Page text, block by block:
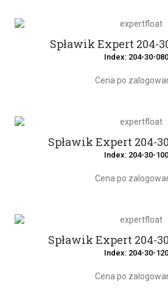
Spławik Expert 204-
Index: 204-30-080
Cena po
Spławik Expert 204-
Index: 204-30-100
Cena po
Spławik Expert 204-
Index: 204-30-120
Cena po